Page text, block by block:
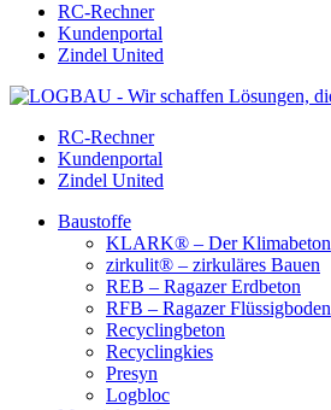
RC-Rechner
Kundenportal
Zindel United
RC-Rechner
Kundenportal
Zindel United
Baustoffe
KLARK® – Der Klimabeton
zirkulit® – zirkuläres Bauen
REB – Ragazer Erdbeton
RFB – Ragazer Flüssigboden
Recyclingbeton
Recyclingkies
Presyn
Logbloc